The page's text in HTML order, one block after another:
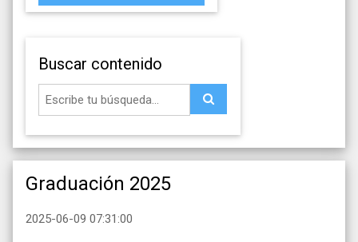
Buscar contenido
Graduación 2025
2025-06-09 07:31:00